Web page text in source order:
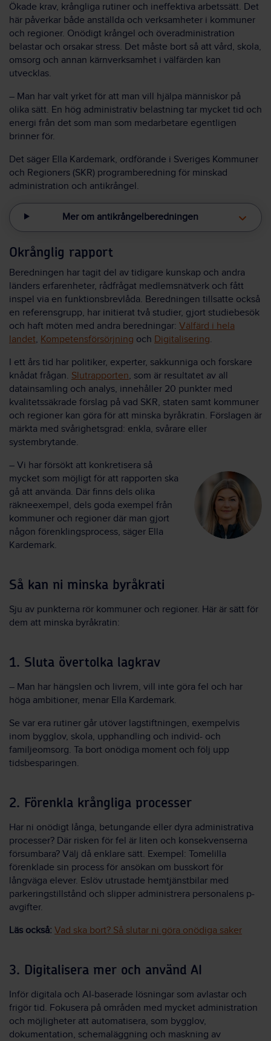
Ökade krav, krångliga rutiner och ineffektiva arbetssätt. Det
här påverkar både anställda och verksamheter i kommuner
och regioner. Onödigt krångel och överadministration
belastar och orsakar stress. Det måste bort så att vård, skola,
omsorg och annan kärnverksamhet i välfärden kan
utvecklas.
– Man har valt yrket för att man vill hjälpa människor på
olika sätt. En hög administrativ belastning tar mycket tid och
energi från det som man som medarbetare egentligen
brinner för.
Det säger Ella Kardemark, ordförande i Sveriges Kommuner
och Regioners (SKR) programberedning för minskad
administration och antikrångel.
Mer om antikrångelberedningen
Okrånglig rapport
Beredningen har tagit del av tidigare kunskap och andra
länders erfarenheter, rådfrågat medlemsnätverk och fått
inspel via en funktionsbrevlåda. Beredningen tillsatte också
en referensgrupp, har initierat två studier, gjort studiebesök
och haft möten med andra beredningar: Välfärd i hela
landet, Kompetensförsörjning och Digitalisering.
I ett års tid har politiker, experter, sakkunniga och forskare
knådat frågan. Slutrapporten, som är resultatet av all
datainsamling och analys, innehåller 20 punkter med
kvalitetssäkrade förslag på vad SKR, staten samt kommuner
och regioner kan göra för att minska byråkratin. Förslagen är
märkta med svårighetsgrad: enkla, svårare eller
systembrytande.
– Vi har försökt att konkretisera så
mycket som möjligt för att rapporten ska
gå att använda. Där finns dels olika
räkneexempel, dels goda exempel från
kommuner och regioner där man gjort
någon förenklingsprocess, säger Ella
Kardemark.
Så kan ni minska byråkrati
Sju av punkterna rör kommuner och regioner. Här är sätt för
dem att minska byråkratin:
1. Sluta övertolka lagkrav
– Man har hängslen och livrem, vill inte göra fel och har
höga ambitioner, menar Ella Kardemark.
Se var era rutiner går utöver lagstiftningen, exempelvis
inom bygglov, skola, upphandling och individ- och
familjeomsorg. Ta bort onödiga moment och följ upp
tidsbesparingen.
2. Förenkla krångliga processer
Har ni onödigt långa, betungande eller dyra administrativa
processer? Där risken för fel är liten och konsekvenserna
försumbara? Välj då enklare sätt. Exempel: Tomelilla
förenklade sin process för ansökan om busskort för
långväga elever. Eslöv utrustade hemtjänstbilar med
parkeringstillstånd och slipper administrera personalens p-
avgifter.
Läs också: Vad ska bort? Så slutar ni göra onödiga saker
3. Digitalisera mer och använd AI
Inför digitala och AI-baserade lösningar som avlastar och
frigör tid. Fokusera på områden med mycket administration
och möjligheter att automatisera, som bygglov,
dokumentation, schemaläggning och maskning av